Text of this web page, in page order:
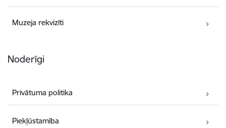
Muzeja rekvizīti
Noderīgi
Privātuma politika
Piekļūstamība